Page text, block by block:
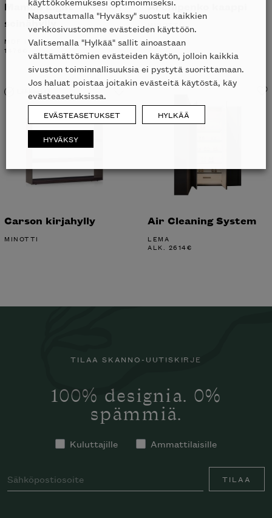
Mamba Light
seinähylly
MDF ITALIA
1476
Archipenko kaappi
MINOTTI
Carson kirjahylly
MINOTTI
Air Cleaning System
LEMA
ALK. 2614€
TILAA SKANNO-UUTISKIRJE
100% designia. 0%
spämmiä.
Kuluttajille Ammattilaisille
TILAA
Napsauttamalla "Hyväksy" suostut kaikkien
verkkosivustomme evästeiden käyttöön.
Valitsemalla "Hylkää" sallit ainoastaan
välttämättömien evästeiden käytön, jolloin kaikkia
sivuston toiminnallisuuksia ei pystytä suorittamaan.
Jos haluat poistaa joitakin evästeitä käytöstä, käy
evästeasetuksissa.
EVÄSTEASETUKSET HYLKÄÄ
HYVÄKSY